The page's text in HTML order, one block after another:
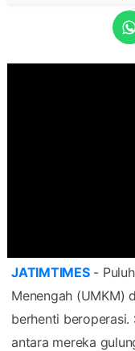
JATIMTIMES-
Menengah (UMKM)
berhenti beroperasi.
antara mereka